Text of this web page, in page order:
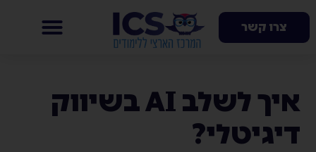
צרו קשר
איך לשלב AI בשיווק
דיגיטלי?